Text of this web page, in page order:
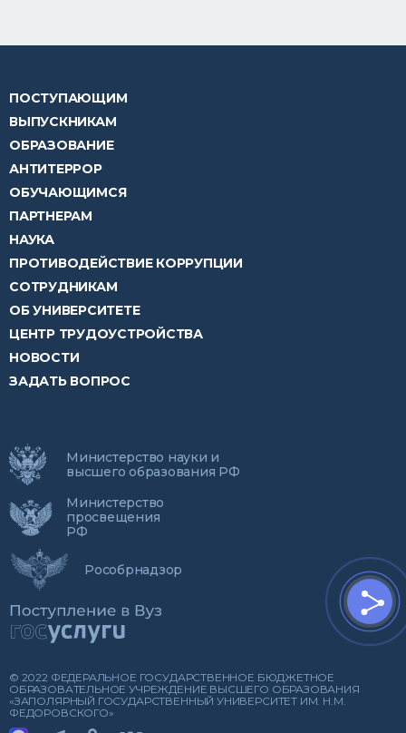
ПОСТУПАЮЩИМ
ВЫПУСКНИКАМ
ОБРАЗОВАНИЕ
АНТИТЕРРОР
ОБУЧАЮЩИМСЯ
ПАРТНЕРАМ
НАУКА
ПРОТИВОДЕЙСТВИЕ КОРРУПЦИИ
СОТРУДНИКАМ
ОБ УНИВЕРСИТЕТЕ
ЦЕНТР ТРУДОУСТРОЙСТВА
НОВОСТИ
ЗАДАТЬ ВОПРОС
Министерство науки и
высшего образования РФ
Министерство
просвещения
РФ
Рособрнадзор
© 2022 ФЕДЕРАЛЬНОЕ ГОСУДАРСТВЕННОЕ БЮДЖЕТНОЕ
ОБРАЗОВАТЕЛЬНОЕ УЧРЕЖДЕНИЕ ВЫСШЕГО ОБРАЗОВАНИЯ
«ЗАПОЛЯРНЫЙ ГОСУДАРСТВЕННЫЙ УНИВЕРСИТЕТ ИМ. Н.М.
ФЕДОРОВСКОГО»